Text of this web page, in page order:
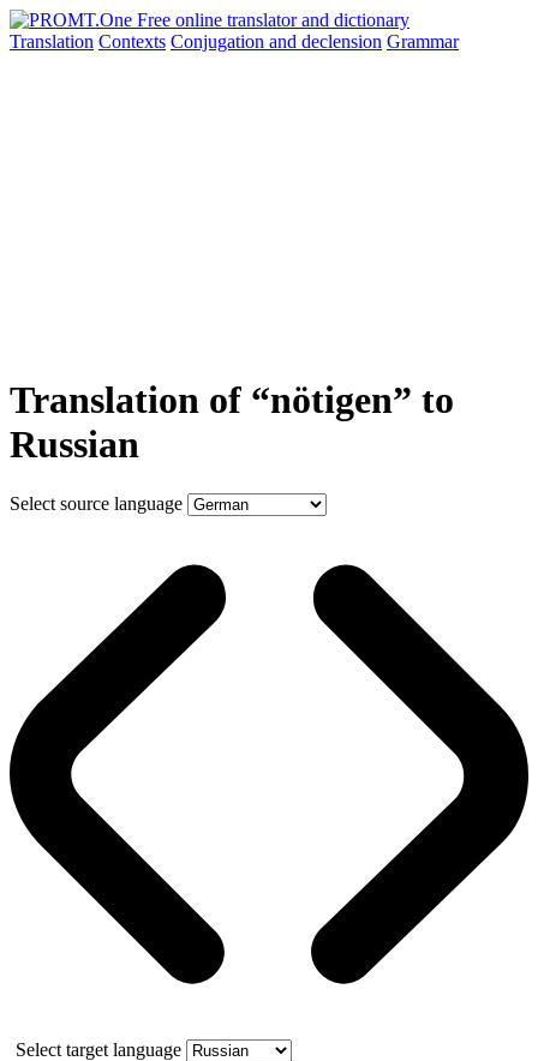
Translation Contexts Conjugation and declension Grammar
Translation of “nötigen” to
Russian
Select source language
Select target language